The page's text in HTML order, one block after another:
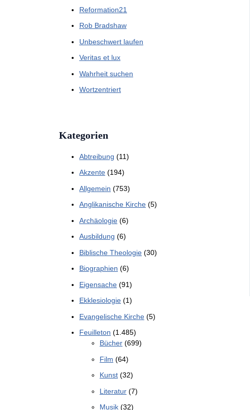
Reformation21
Rob Bradshaw
Unbeschwert laufen
Veritas et lux
Wahrheit suchen
Wortzentriert
Kategorien
Abtreibung (11)
Akzente (194)
Allgemein (753)
Anglikanische Kirche (5)
Archäologie (6)
Ausbildung (6)
Biblische Theologie (30)
Biographien (6)
Eigensache (91)
Ekklesiologie (1)
Evangelische Kirche (5)
Feuilleton (1.485)
Bücher (699)
Film (64)
Kunst (32)
Literatur (7)
Musik (32)